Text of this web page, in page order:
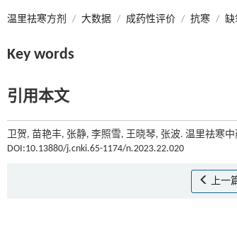
温里祛寒方剂 / 大数据 / 成药性评价 / 抗寒 / 缺
Key words
引用本文
卫贺, 苗艳丰, 张静, 李照雪, 王晓琴, 张波. 温里祛寒
DOI:10.13880/j.cnki.65-1174/n.2023.22.020
上一